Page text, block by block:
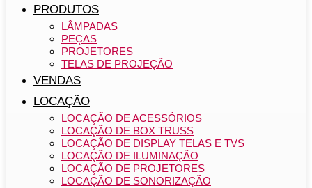
PRODUTOS
LÂMPADAS
PEÇAS
PROJETORES
TELAS DE PROJEÇÃO
VENDAS
LOCAÇÃO
LOCAÇÃO DE ACESSÓRIOS
LOCAÇÃO DE BOX TRUSS
LOCAÇÃO DE DISPLAY TELAS E TVS
LOCAÇÃO DE ILUMINAÇÃO
LOCAÇÃO DE PROJETORES
LOCAÇÃO DE SONORIZAÇÃO